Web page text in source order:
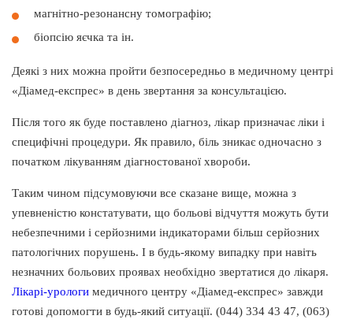
магнітно-резонансну томографію;
біопсію яєчка та ін.
Деякі з них можна пройти безпосередньо в медичному центрі
«Діамед-експрес» в день звертання за консультацією.
Після того як буде поставлено діагноз, лікар призначає ліки і
специфічні процедури. Як правило, біль зникає одночасно з
початком лікуванням діагностованої хвороби.
Таким чином підсумовуючи все сказане вище, можна з
упевненістю констатувати, що больові відчуття можуть бути
небезпечними і серйозними індикаторами більш серйозних
патологічних порушень. І в будь-якому випадку при навіть
незначних больових проявах необхідно звертатися до лікаря.
Лікарі-урологи медичного центру «Діамед-експрес» завжди
готові допомогти в будь-який ситуації. (044) 334 43 47, (063)